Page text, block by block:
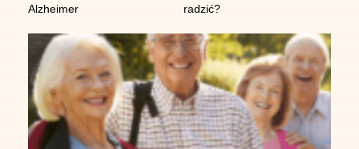
Alzheimer
radzić?